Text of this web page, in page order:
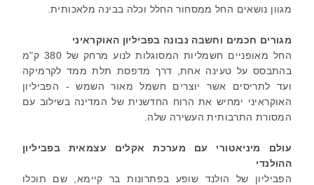
מגוון נושאים החל ממסחור החלל וכלה בבינה מלאכותית.
מגורים חכמים וחשבה נבונה בפביליון האוקראיני
החל מאופניים חשמליות המסוגלות לנוע מרחק של 380 ק"מ
בהתבסס על טעינה אחת, דרך מדפסת תלת ממד לקרמיקה
ועד לתריסים אשר יוצרים חשמל מאור השמש - הפביליון
האוקראיני ימחיש את הרוח החדשנית של המדינה בשילוב עם
המסורת התרבותית העשירה שלה.
עולם מיניאטורי עם מערכת אקלים עצמאית בפביליון
ההולנדי
הפביליון של הולנד שופע בפתרונות בר קיימא, שם תוכלו